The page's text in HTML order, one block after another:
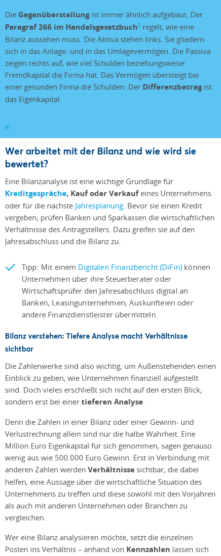
Die Gegenüberstellungist immer ähnlich aufgebaut. Der
Paragraf 266 im Handelsgesetzbuch2 regelt, wie eine
Bilanz aussehen muss. Die Aktiva stehen links. Sie gliedern
sich in das Anlage- und in das Umlagevermögen. Die Passiva
zeigen rechts auf, wie viel Schulden beziehungsweise
Fremdkapital die Firma hat. Das Vermögen übersteigt bei
einer gesunden Firma die Schulden. Der Differenzbetragist
das Eigenkapital.
Wer arbeitet mit der Bilanz und wie wird sie
bewertet?
Eine Bilanzanalyse ist eine wichtige Grundlage für
Kreditgespräche, Kauf oder Verkaufeines Unternehmens
oder für die nächste Jahresplanung . Bevor sie einen Kredit
vergeben, prüfen Banken und Sparkassen die wirtschaftlichen
Verhältnisse des Antragstellers. Dazu greifen sie auf den
Jahresabschluss und die Bilanz zu.
Tipp: Mit einem Digitalen Finanzbericht (DiFin) können
Unternehmen über ihre Steuerberater oder
Wirtschaftsprüfer den Jahresabschluss digital an
Banken, Leasingunternehmen, Auskunfteien oder
andere Finanzdienstleister übermitteln.
Bilanz verstehen: Tiefere Analyse macht Verhältnisse
sichtbar
Die Zahlenwerke sind also wichtig, um Außenstehenden einen
Einblick zu geben, wie Unternehmen finanziell aufgestellt
sind. Doch vieles erschließt sich nicht auf den ersten Blick,
sondern erst bei einer tieferen Analyse.
Denn die Zahlen in einer Bilanz oder einer Gewinn- und
Verlustrechnung allein sind nur die halbe Wahrheit. Eine
Million Euro Eigenkapital für sich genommen, sagen genauso
wenig aus wie 500.000 Euro Gewinn. Erst in Verbindung mit
anderen Zahlen werden Verhältnisse sichtbar, die dabei
helfen, eine Aussage über die wirtschaftliche Situation des
Unternehmens zu treffen und diese sowohl mit den Vorjahren
als auch mit anderen Unternehmen oder Branchen zu
vergleichen.
Wer eine Bilanz analysieren möchte, setzt die einzelnen
Posten ins Verhältnis – anhand von Kennzahlen lassen sich